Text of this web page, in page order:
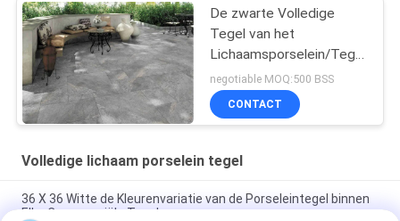
De zwarte Volledige
Tegel van het
Lichaamsporselein/Tegel
van het de Vloerporselein
van de Lichaams de
Concave Keuken
negotiable MOQ:500 BSS
CONTACT
Volledige lichaam porselein tegel
36 X 36 Witte de Kleurenvariatie van de Porseleintegel binnen
Elke Commerciële Tegel